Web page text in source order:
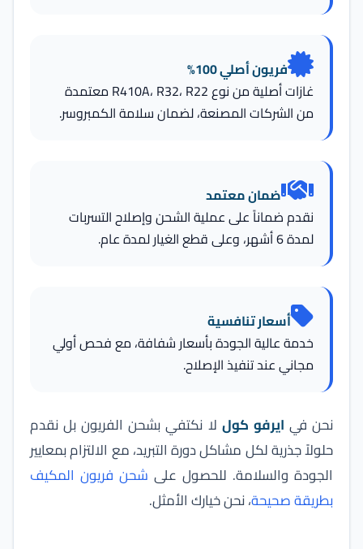
فريون أصلي 100%
غازات أصلية من نوع R410A، R32، R22 معتمدة
من الشركات المصنعة، لضمان سلامة الكمبروسر.
ضمان معتمد
نقدم ضماناً على عملية الشحن وإصلاح التسربات
لمدة 6 أشهر، وعلى قطع الغيار لمدة عام.
أسعار تنافسية
خدمة عالية الجودة بأسعار شفافة، مع فحص أولي
مجاني عند تنفيذ الإصلاح.
نحن في ايرفو كول لا نكتفي بشحن الفريون بل نقدم
حلولاً جذرية لكل مشاكل دورة التبريد، مع الالتزام بمعايير
الجودة والسلامة. للحصول على شحن فريون المكيف
بطريقة صحيحة، نحن خيارك الأمثل.